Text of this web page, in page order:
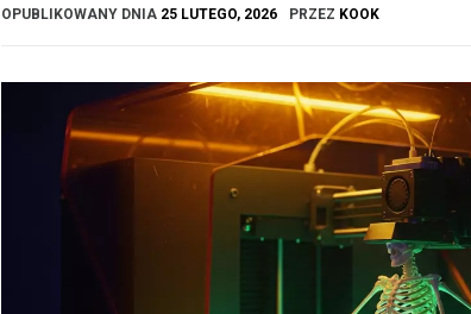
OPUBLIKOWANY DNIA 25 LUTEGO, 2026 PRZEZ KOOK